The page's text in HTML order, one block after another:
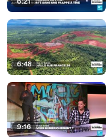
6:48
9:16